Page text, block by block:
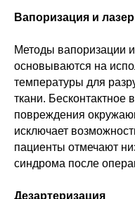
Вапоризация и
Методы вапоризации
основываются на
температуры для
ткани. Бесконтактное
повреждения
исключает
пациенты отмечают
синдрома после
Дезартеризация